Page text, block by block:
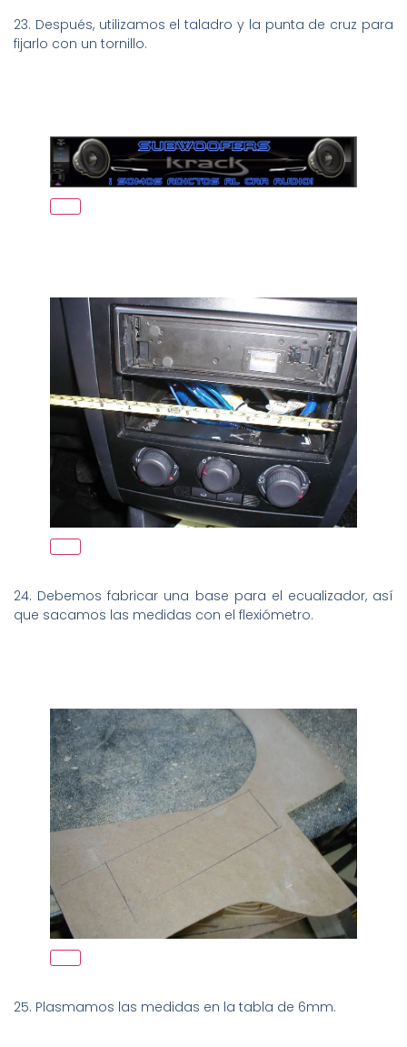
23. Después, utilizamos el taladro y la punta de cruz para
fijarlo con un tornillo.
24. Debemos fabricar una base para el ecualizador, así
que sacamos las medidas con el flexiómetro.
25. Plasmamos las medidas en la tabla de 6mm.